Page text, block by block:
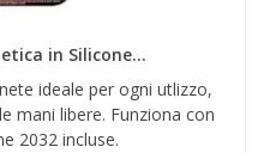
in Silicone...
ideale per ogni utlizzo,
mani libere. Funziona con
2032 incluse.